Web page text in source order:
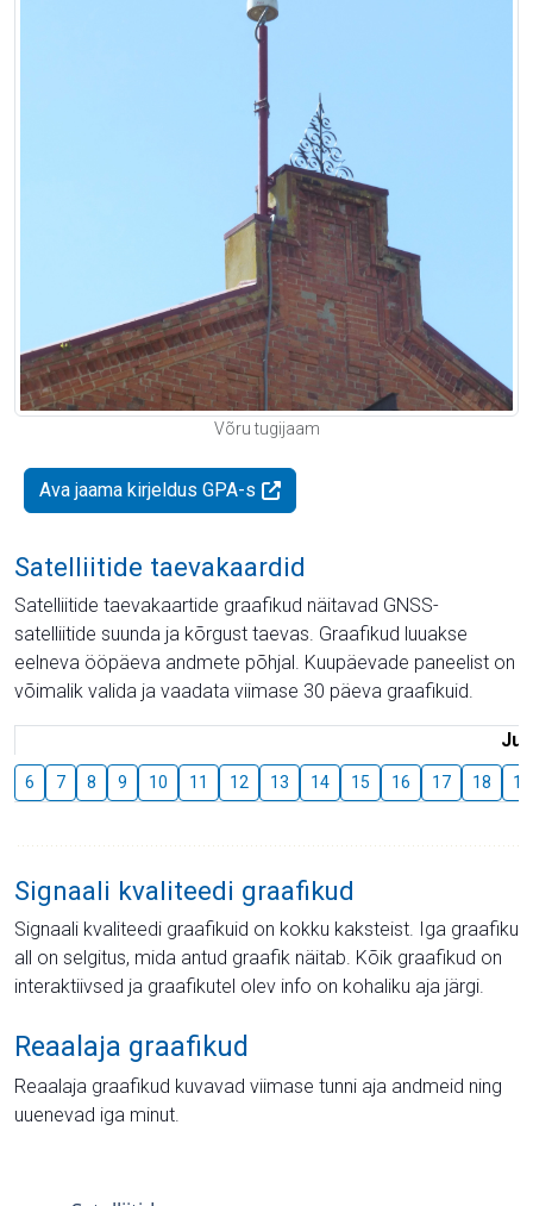
Võru tugijaam
Ava jaama kirjeldus GPA-s
Satelliitide taevakaardid
Satelliitide taevakaartide graafikud näitavad GNSS-
satelliitide suunda ja kõrgust taevas. Graafikud luuakse
eelneva ööpäeva andmete põhjal. Kuupäevade paneelist on
võimalik valida ja vaadata viimase 30 päeva graafikuid.
6 7 8 9 10 11 12 13 14 15 16 17 18 19
Signaali kvaliteedi graafikud
Signaali kvaliteedi graafikuid on kokku kaksteist. Iga graafiku
all on selgitus, mida antud graafik näitab. Kõik graafikud on
interaktiivsed ja graafikutel olev info on kohaliku aja järgi.
Reaalaja graafikud
Reaalaja graafikud kuvavad viimase tunni aja andmeid ning
uuenevad iga minut.